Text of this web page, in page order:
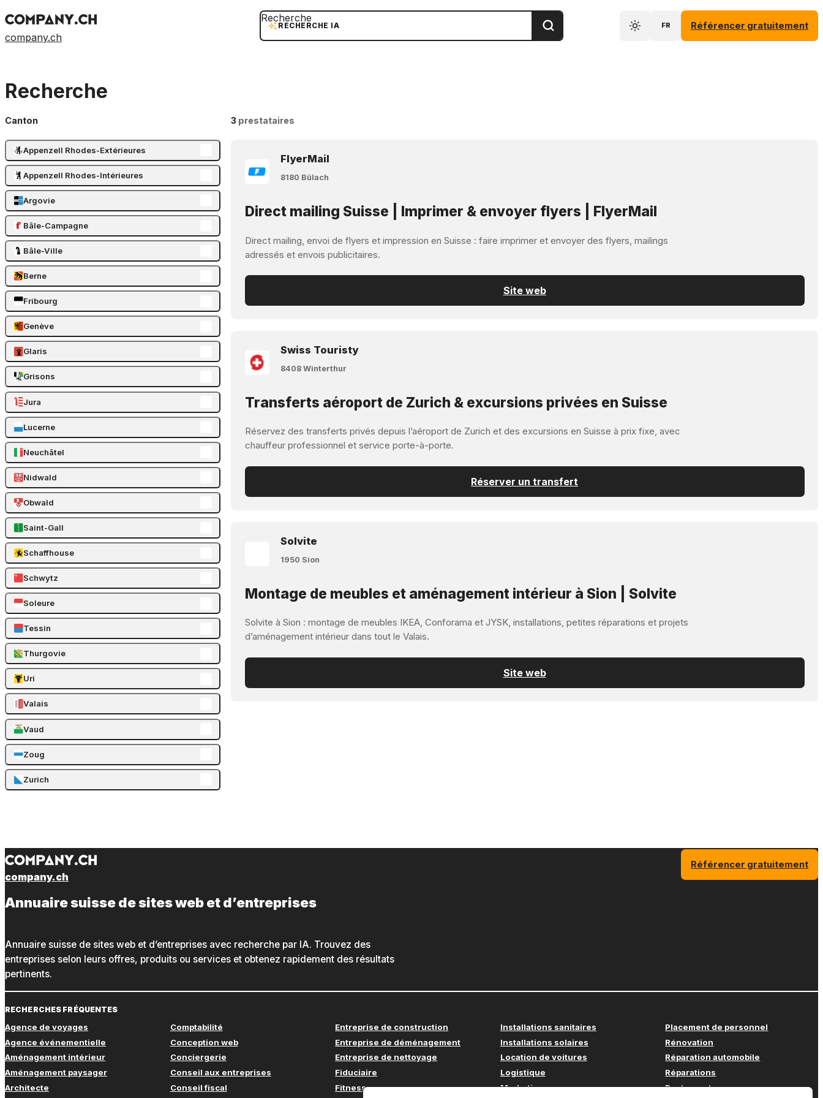
company.ch
RECHERCHE IA
Recherche
FR Référencer gratuitement
Recherche
Canton
Appenzell Rhodes-Extérieures
Appenzell Rhodes-Intérieures
Argovie
Bâle-Campagne
Bâle-Ville
Berne
Fribourg
Genève
Glaris
Grisons
Jura
Lucerne
Neuchâtel
Nidwald
Obwald
Saint-Gall
Schaffhouse
Schwytz
Soleure
Tessin
Thurgovie
Uri
Valais
Vaud
Zoug
Zurich
3 prestataires
FlyerMail
8180 Bülach
Direct mailing Suisse | Imprimer & envoyer flyers | FlyerMail
Direct mailing, envoi de flyers et impression en Suisse : faire imprimer et envoyer des flyers, mailings
adressés et envois publicitaires.
Site web
Swiss Touristy
8408 Winterthur
Transferts aéroport de Zurich & excursions privées en Suisse
Réservez des transferts privés depuis l’aéroport de Zurich et des excursions en Suisse à prix fixe, avec
chauffeur professionnel et service porte-à-porte.
Réserver un transfert
Solvite
1950 Sion
Montage de meubles et aménagement intérieur à Sion | Solvite
Solvite à Sion : montage de meubles IKEA, Conforama et JYSK, installations, petites réparations et projets
d’aménagement intérieur dans tout le Valais.
Site web
company.ch
Référencer gratuitement
Annuaire suisse de sites web et d’entreprises
Annuaire suisse de sites web et d’entreprises avec recherche par IA. Trouvez des
entreprises selon leurs offres, produits ou services et obtenez rapidement des résultats
pertinents.
RECHERCHES FRÉQUENTES
Agence de voyages
Agence événementielle
Aménagement intérieur
Aménagement paysager
Architecte
Comptabilité
Conception web
Conciergerie
Conseil aux entreprises
Conseil fiscal
Entreprise de construction
Entreprise de déménagement
Entreprise de nettoyage
Fiduciaire
Fitness
Installations sanitaires
Installations solaires
Location de voitures
Logistique
Marketing
Placement de personnel
Rénovation
Réparation automobile
Réparations
Restaurant